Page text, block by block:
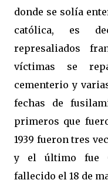
donde se solía
católica, es
represaliados
víctimas se
cementerio y
fechas de
primeros que
1939 fueron tres
y el último fue
fallecido el 18 de